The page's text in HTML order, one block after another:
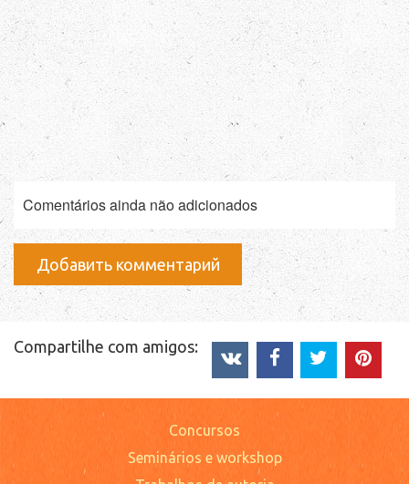
Comentários ainda não adicionados
Добавить комментарий
Compartilhe com amigos:
Concursos
Seminários e workshop